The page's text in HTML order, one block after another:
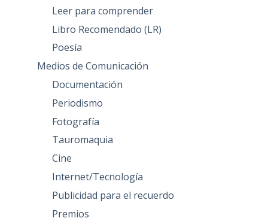
Leer para comprender
Libro Recomendado (LR)
Poesía
Medios de Comunicación
Documentación
Periodismo
Fotografía
Tauromaquia
Cine
Internet/Tecnología
Publicidad para el recuerdo
Premios